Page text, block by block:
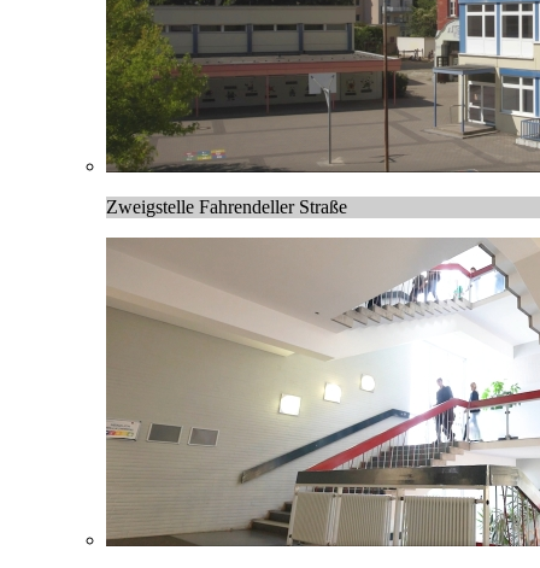
Zweigstelle Fahrendeller Straße